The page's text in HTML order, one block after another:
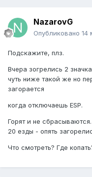
NazarovG
Опубликовано 14
Подскажите, плз.
Вчера зогрелись 2
чуть ниже такой же но
загорается
когда отключаешь ESP.
Горят и не
20 езды - опять
Что смотреть? Где